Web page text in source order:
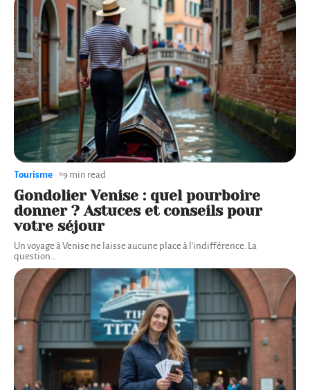
Gondolier Venise : quel pourboire
donner ? Astuces et conseils pour
votre séjour
Un voyage à Venise ne laisse aucune place à l'indifférence. La
question
Tourisme 9 min read